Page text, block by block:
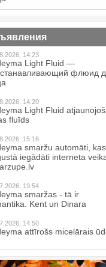
14:23
Light Fluid —
флюид
14:20
Light Fluid
fluīds
15:16
smaržu automāti, kas
iegādāti interneta
19:54
smaržas - tā ir
Kent un Dinara
14:50
attīrošs micelārais